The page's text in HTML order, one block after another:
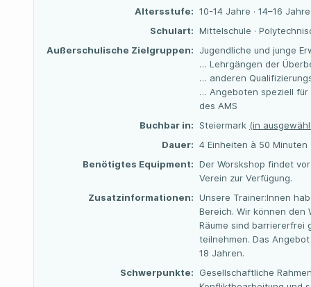
Altersstufe: 10-14 Jahre · 14–16 Jahre
Schulart: Mittelschule ·
Außerschulische Zielgruppen:
Jugendliche und junge
… Lehrgängen der
… anderen
… Angeboten speziell für
des AMS
Buchbar in: Steiermark (in
Dauer: 4 Einheiten à 50 Minuten
Benötigtes Equipment: Der Worskshop findet
Verein zur Verfügung.
Zusatzinformationen: Unsere Trainer:Innen
Bereich. Wir können den
Räume sind barriererfrei
teilnehmen. Das
18 Jahren.
Schwerpunkte:
Gesellschaftliche